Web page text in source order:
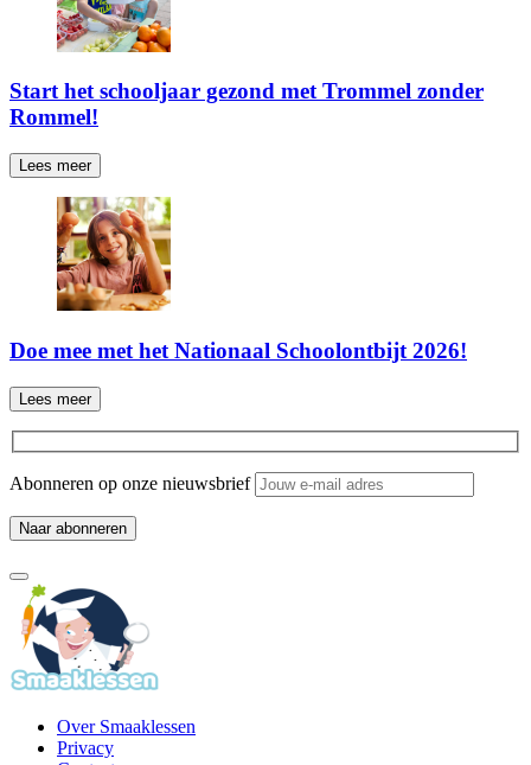
Start het schooljaar gezond met Trommel zonder
Rommel!
Lees meer
Doe mee met het Nationaal Schoolontbijt 2026!
Lees meer
Abonneren op onze nieuwsbrief
Over Smaaklessen
Privacy